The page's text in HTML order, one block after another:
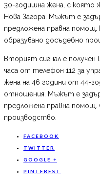
30-годишна жена, с която
Нова Загора. Мъжът е
предложена правна помощ.
образувано досъдебно
Вторият сигнал е получен
часа от телефон 112 за
жена на 46 години от 44-
отношения. Мъжът е
предложена правна помощ.
производство.
FACEBOOK
TWITTER
GOOGLE +
PINTEREST